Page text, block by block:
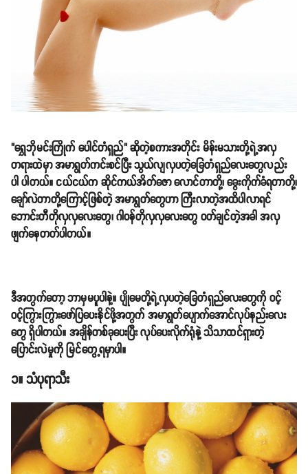
"ရွှေဘိုမင်းကြိုက် ပေါင်တံရှည်" ဆိုတဲ့စကားအတိုင်း မိန်းမသားတို့ရဲ့အလှ
တရားထဲမှာ အမာရွတ်ကင်းစင်ပြီး သွယ်လျလှပတဲ့ခြေတံရှည်လေးတွေလည်း
ပါ ပါတယ်။ ငယ်ငယ်က ဆိုင်ကယ်အိတ်ဇော လောင်တာတို့၊ ခွေးကိုက်ခံရတာတို့၊
ချော်လဲတာတို့ကြောင့်ဖြစ်တဲ့ အမာရွတ်တွေဟာ ကြီးလာတဲ့အထိပါလာရင်
ဘောင်းတီတိုလှလှလေးတွေ၊ ဂါဝန်တိုလှလှလေးတွေ ဝတ်ချင်တဲ့အခါ အလှ
ဖျက်နေတတ်ပါတယ်။
ဒီအတွက်တော့ ဘာမှမပူပါနဲ့။ ပျိုမေတို့ရဲ့လှပတဲ့ခြေတံရှည်လေးတွေကို ဝင့်
ဝင့်ကြွားကြွားဖော်ပြပေးနိုင်ဖို့အတွက် အမာရွတ်ပျောက်အောင်လုပ်နည်းလေး
တွေ ရှိပါတယ်။ အချိန်တစ်ခုပေးပြီး လုပ်ပေးလိုက်ရုံနဲ့ သိသာထင်ရှားတဲ့
ပြောင်းလဲမှုကို မြင်တွေ့ရမှာပါ။
၁။ သံပုရာသီး